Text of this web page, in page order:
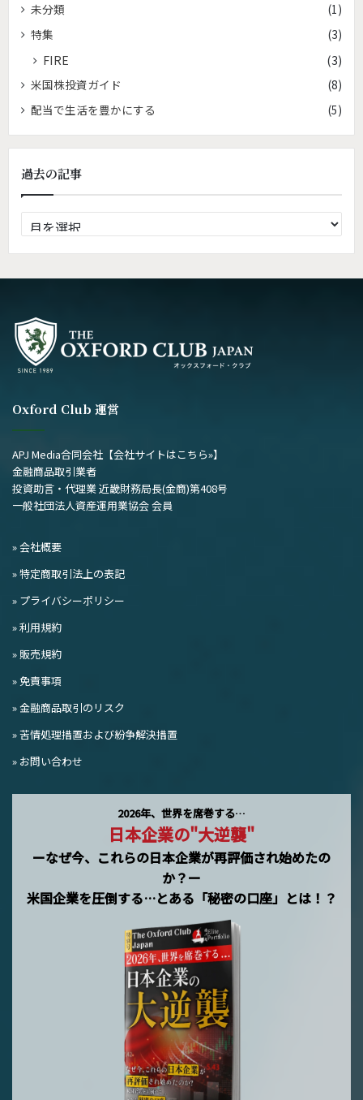
未分類
(1)
特集
(3)
FIRE (3)
米国株投資ガイド
(8)
配当で生活を豊かにする
(5)
過去の記事
去
の
Oxford Club 運営
APJ Media合同会社 【会社サイトはこちら»】
金融商品取引業者
投資助言・代理業 近畿財務局長(金商)第408号
一般社団法人資産運用業協会 会員
» 会社概要
» 特定商取引法上の表記
» プライバシーポリシー
» 利用規約
» 販売規約
» 免責事項
» 金融商品取引のリスク
» 苦情処理措置および紛争解決措置
» お問い合わせ
2026年、世界を席巻する…
日本企業の"大逆襲"
ーなぜ今、これらの日本企業が再評価され始めたの
か？ー
米国企業を圧倒する…とある「秘密の口座」とは！？